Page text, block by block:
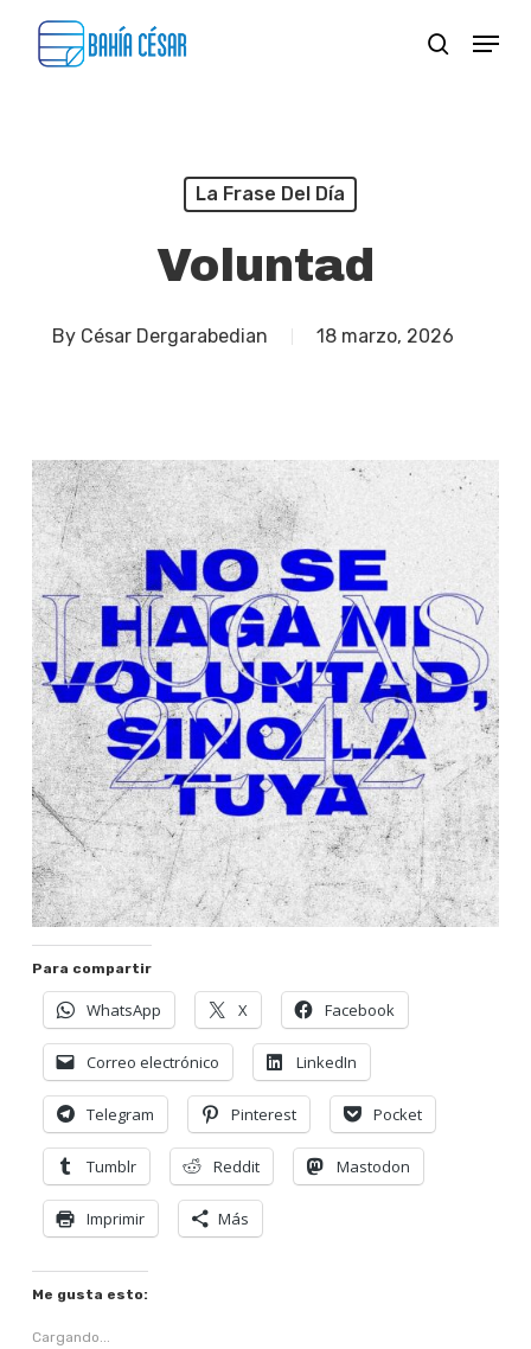
search
Menu
La Frase Del Día
Voluntad
By César Dergarabedian 18 marzo, 2026
Para compartir
WhatsApp X Facebook
Correo electrónico LinkedIn
Telegram Pinterest Pocket
Tumblr Reddit Mastodon
Imprimir Más
Me gusta esto:
Cargando...